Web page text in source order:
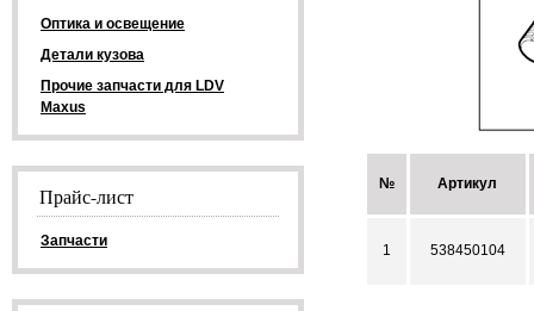
№ Артикул
1 538450104
Оптика и освещение
Детали кузова
Прочие запчасти для LDV
Maxus
Прайс-лист
Запчасти